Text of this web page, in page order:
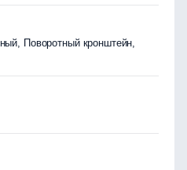
Поворотный кронштейн,